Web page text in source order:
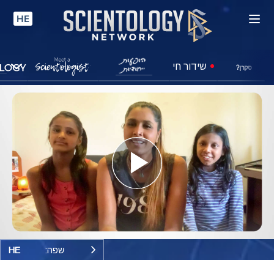
HE
סקרן? שידור חי
Play
Video
שפה: HE